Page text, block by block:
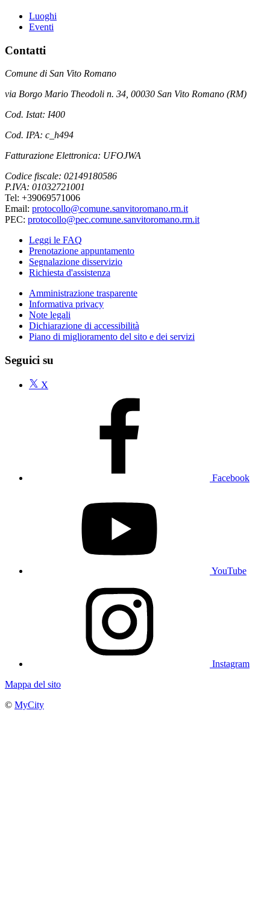
Luoghi
Eventi
Contatti
Comune di San Vito Romano
via Borgo Mario Theodoli n. 34, 00030 San Vito Romano (RM)
Cod. Istat: I400
Cod. IPA: c_h494
Fatturazione Elettronica: UFOJWA
Codice fiscale: 02149180586
P.IVA: 01032721001
Tel: +39069571006
Email: protocollo@comune.sanvitoromano.rm.it
PEC: protocollo@pec.comune.sanvitoromano.rm.it
Leggi le FAQ
Prenotazione appuntamento
Segnalazione disservizio
Richiesta d'assistenza
Amministrazione trasparente
Informativa privacy
Note legali
Dichiarazione di accessibilità
Piano di miglioramento del sito e dei servizi
Seguici su
X
Facebook
YouTube
Instagram
Mappa del sito
© MyCity